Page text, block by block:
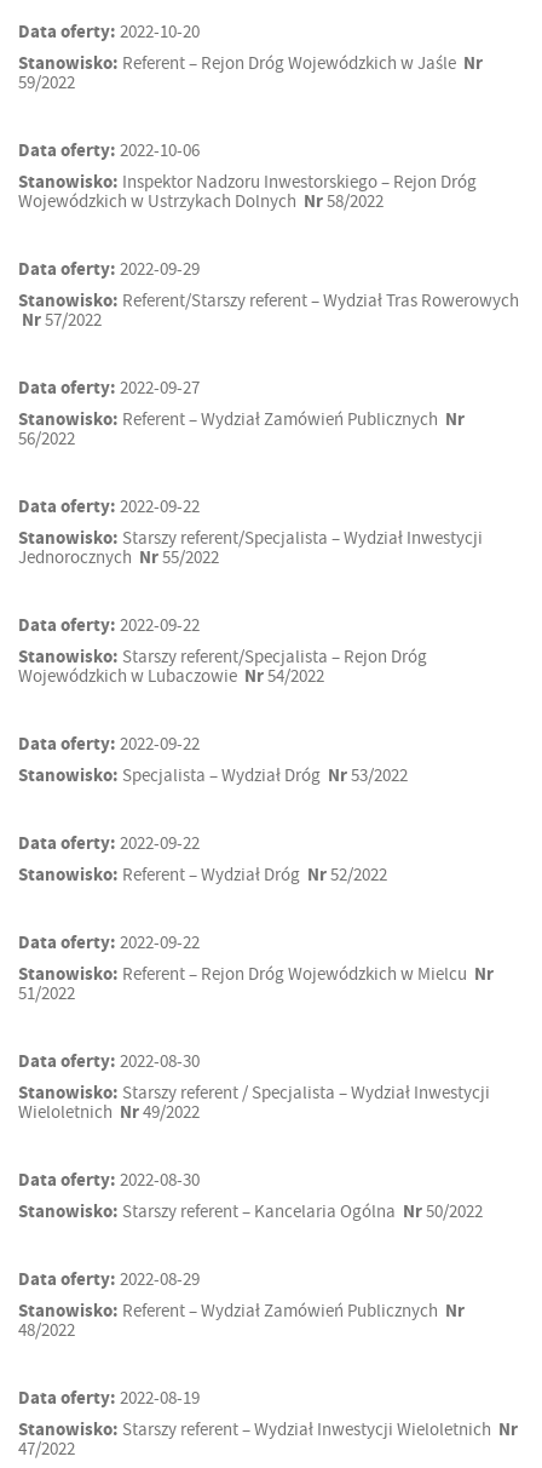
Data oferty: 2022-10-20
Stanowisko: Referent – Rejon Dróg Wojewódzkich w Jaśle Nr
59/2022
Data oferty: 2022-10-06
Stanowisko: Inspektor Nadzoru Inwestorskiego – Rejon Dróg
Wojewódzkich w Ustrzykach Dolnych Nr58/2022
Data oferty: 2022-09-29
Stanowisko: Referent/Starszy referent – Wydział Tras Rowerowych
Nr57/2022
Data oferty: 2022-09-27
Stanowisko: Referent – Wydział Zamówień Publicznych Nr
56/2022
Data oferty: 2022-09-22
Stanowisko: Starszy referent/Specjalista – Wydział Inwestycji
Jednorocznych Nr55/2022
Data oferty: 2022-09-22
Stanowisko: Starszy referent/Specjalista – Rejon Dróg
Wojewódzkich w Lubaczowie Nr54/2022
Data oferty: 2022-09-22
Stanowisko: Specjalista – Wydział Dróg Nr53/2022
Data oferty: 2022-09-22
Stanowisko: Referent – Wydział Dróg Nr52/2022
Data oferty: 2022-09-22
Stanowisko: Referent – Rejon Dróg Wojewódzkich w Mielcu Nr
51/2022
Data oferty: 2022-08-30
Stanowisko: Starszy referent / Specjalista – Wydział Inwestycji
Wieloletnich Nr49/2022
Data oferty: 2022-08-30
Stanowisko: Starszy referent – Kancelaria Ogólna Nr50/2022
Data oferty: 2022-08-29
Stanowisko: Referent – Wydział Zamówień Publicznych Nr
48/2022
Data oferty: 2022-08-19
Stanowisko: Starszy referent – Wydział Inwestycji Wieloletnich Nr
47/2022